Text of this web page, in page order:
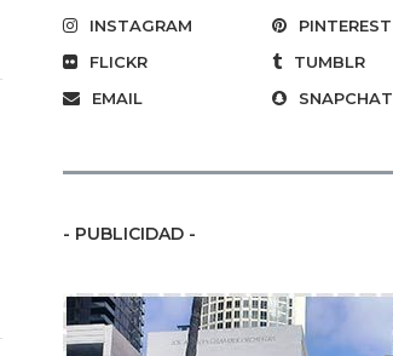
INSTAGRAM
PINTEREST
FLICKR
TUMBLR
EMAIL
SNAPCHAT
- PUBLICIDAD -